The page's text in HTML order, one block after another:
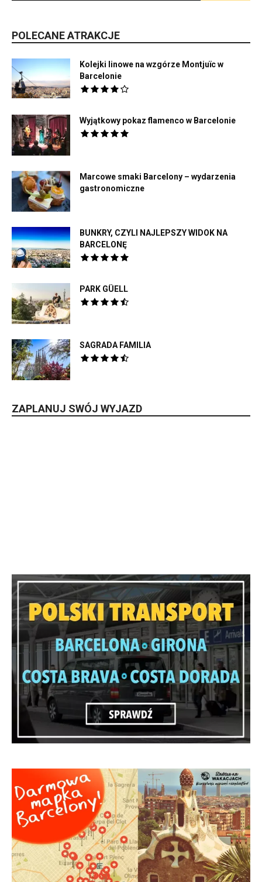
POLECANE ATRAKCJE
Kolejki linowe na wzgórze Montjuïc w
Barcelonie
Wyjątkowy pokaz flamenco w Barcelonie
Marcowe smaki Barcelony – wydarzenia
gastronomiczne
BUNKRY, CZYLI NAJLEPSZY WIDOK NA
BARCELONĘ
PARK GÜELL
SAGRADA FAMILIA
ZAPLANUJ SWÓJ WYJAZD